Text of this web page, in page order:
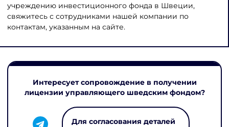
учреждению инвестиционного фонда в Швеции,
свяжитесь с сотрудниками нашей компании по
контактам, указанным на сайте.
Интересует сопровождение в получении
лицензии управляющего шведским фондом?
Для согласования деталей